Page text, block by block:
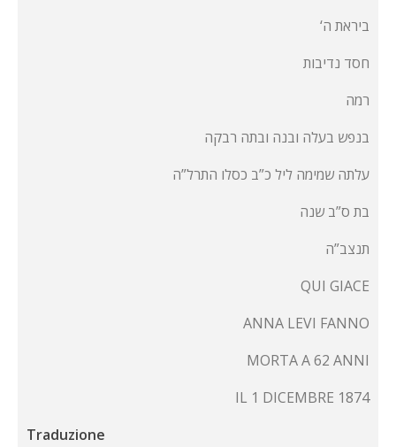
‘ביראת ה
חסד נדיבות
רמה
בנפש בעלה ובנה ובתה רבקה
עלתה שמימה ליל כ”ב כסלו התרל”ה
בת ס”ב שנה
תנצב”ה
QUI GIACE
ANNA LEVI FANNO
MORTA A 62 ANNI
IL 1 DICEMBRE 1874
Traduzione